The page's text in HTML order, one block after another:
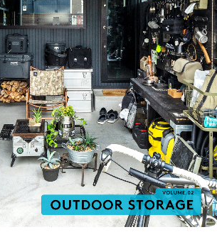
記事を
探す
LL
HOUSE
LINE-
UP
PROJECT
WHAT’S
LIFE
LABEL